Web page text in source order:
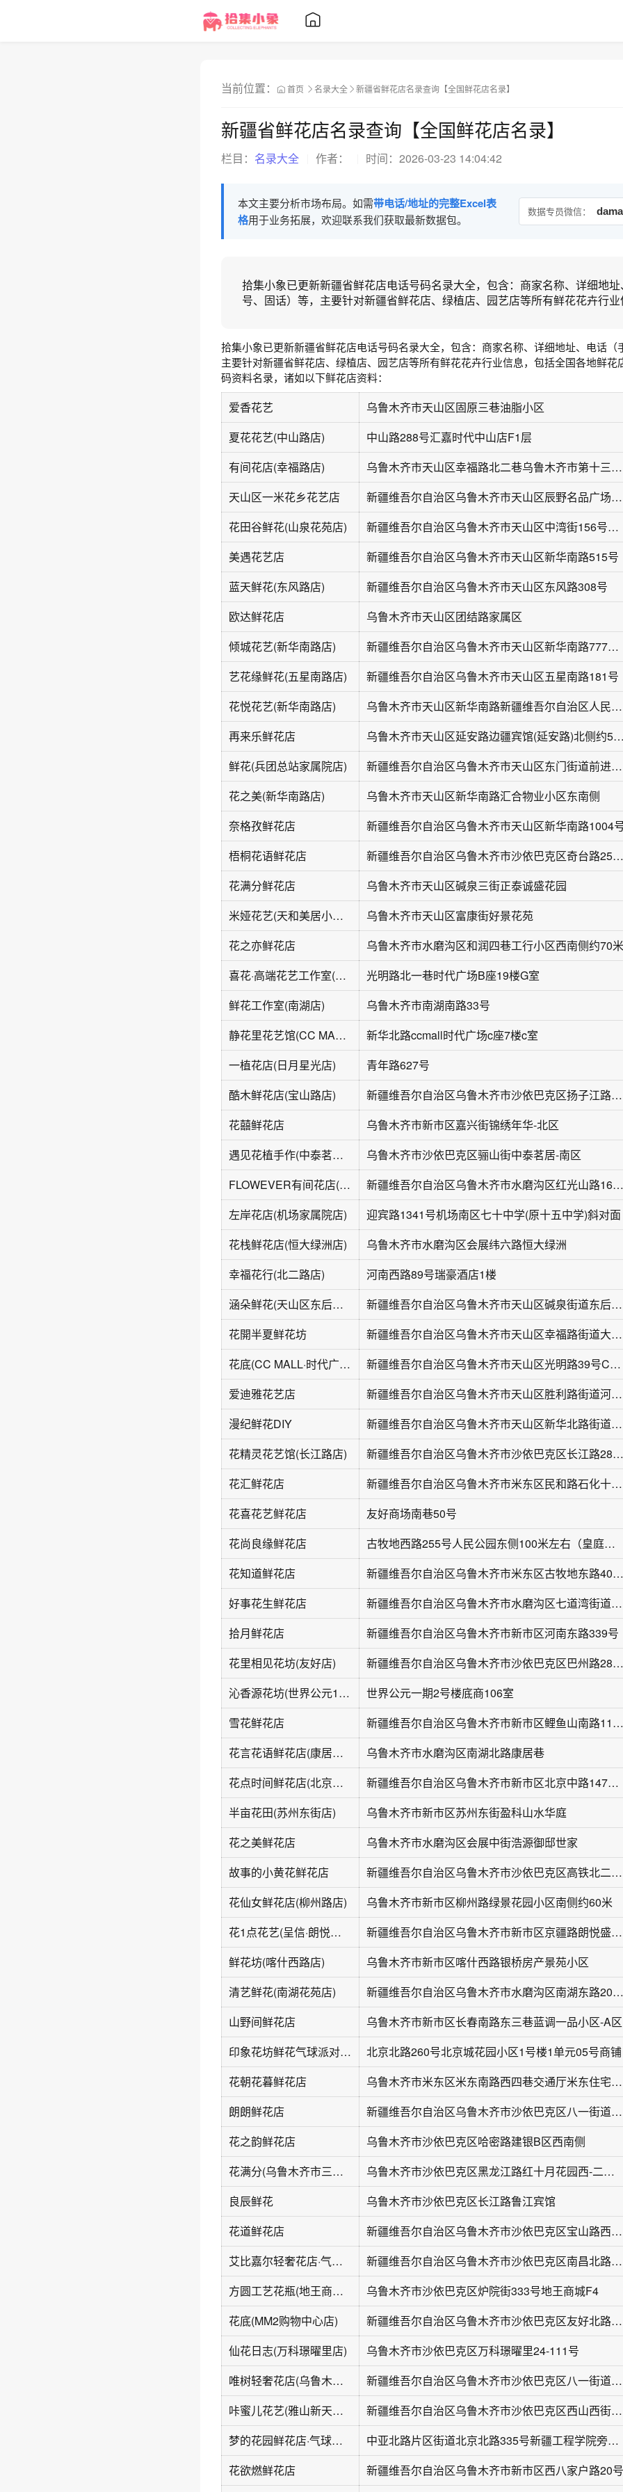
当前位置： 首页 名录大全 新疆省鲜花店名录查询【全国鲜花店名录】
新疆省鲜花店名录查询【全国鲜花店名录】
栏目： 名录大全 作者： 时间： 2026-03-23 14:04:42
本文主要分析市场布局。如需带电话/地址的完整Excel表
格用于业务拓展，欢迎联系我们获取最新数据包。
数据专员微信：
拾集小象已更新新疆省鲜花店电话号码名录大全，包含：商家名称、详细地
号、固话）等，主要针对新疆省鲜花店、绿植店、园艺店等所有鲜花花卉行业
拾集小象已更新新疆省鲜花店电话号码名录大全，包含：商家名称、详细地址、电话（
主要针对新疆省鲜花店、绿植店、园艺店等所有鲜花花卉行业信息，包括全国各地鲜花
码资料名录，诸如以下鲜花店资料：
爱香花艺
乌鲁木齐市天山区固原三巷油脂小区
夏花花艺(中山路店)
中山路288号汇嘉时代中山店F1层
有间花店(幸福路店)
乌鲁木齐市天山区幸福路北二巷乌鲁木齐市第十三中学北侧约30米
天山区一米花乡花艺店
新疆维吾尔自治区乌鲁木齐市天山区辰野名品广场9口1号
花田谷鲜花(山泉花苑店)
新疆维吾尔自治区乌鲁木齐市天山区中湾街156号振荣小区4栋7号门面
美遇花艺店
新疆维吾尔自治区乌鲁木齐市天山区新华南路515号
蓝天鲜花(东风路店)
新疆维吾尔自治区乌鲁木齐市天山区东风路308号
欧达鲜花店
乌鲁木齐市天山区团结路家属区
倾城花艺(新华南路店)
新疆维吾尔自治区乌鲁木齐市天山区新华南路777号院内
艺花缘鲜花(五星南路店)
新疆维吾尔自治区乌鲁木齐市天山区五星南路181号
花悦花艺(新华南路店)
乌鲁木齐市天山区新华南路新疆维吾尔自治区人民医院西南侧约30米
再来乐鲜花店
乌鲁木齐市天山区延安路边疆宾
鲜花(兵团总站家属院店)
新疆维吾尔自治区乌鲁木齐市天山区东门街道前进路128号
花之美(新华南路店)
乌鲁木齐市天山区新华南路汇合物业小区东南侧
奈格孜鲜花店
新疆维吾尔自治区乌鲁木齐市天山区新华南路1004
梧桐花语鲜花店
新疆维吾尔自治区乌鲁木齐市沙依巴克区奇台路257号
花满分鲜花店
乌鲁木齐市天山区碱泉三街正泰诚盛花园
米娅花艺(天和美居小区店)
乌鲁木齐市天山区富康街好景花苑
花之亦鲜花店
乌鲁木齐市水磨沟区和润四巷工行小区西南侧约70米
喜花·高端花艺工作室(CCMALL时代广场店)
光明路北一巷时代广场B座19楼G室
鲜花工作室(南湖店)
乌鲁木齐市南湖南路33号
静花里花艺馆(CC MALL·时代广场店)
新华北路ccmall时代广场c座7楼c室
一植花店(日月星光店)
青年路627号
酷木鲜花店(宝山路店)
新疆维吾尔自治区乌鲁木齐市沙依巴克区扬子江路街道宝山路360号
花囍鲜花店
乌鲁木齐市新市区嘉兴街锦绣年华-北区
遇见花植手作(中泰茗居南区店)
乌鲁木齐市沙依巴克区骊山街中泰茗居-南区
FLOWEVER有间花店(会展吾悦广场店)
新疆维吾尔自治区乌鲁木齐市水磨沟区红光山路1666号会展吾悦广场B1
左岸花店(机场家属院店)
迎宾路1341号机场南区七十中学(原十五中学)斜对面
花栈鲜花店(恒大绿洲店)
乌鲁木齐市水磨沟区会展纬六路恒大绿洲
幸福花行(北二路店)
河南西路89号瑞豪酒店1楼
涵朵鲜花(天山区东后街店)
新疆维吾尔自治区乌鲁木齐市天山区碱泉街道东后街185号
花開半夏鲜花坊
新疆维吾尔自治区乌鲁木齐市天山区幸福路街道大湾北路121号
花底(CC MALL·时代广场店)
新疆维吾尔自治区乌鲁木齐市天山区光明路39号CCMALL·时代广场F2层
爱迪雅花艺店
新疆维吾尔自治区乌鲁木齐市天山区胜利路街道河坝巷56号
漫纪鲜花DIY
新疆维吾尔自治区乌鲁木齐市天山区新华北路街道人民路1号
花精灵花艺馆(长江路店)
新疆维吾尔自治区乌鲁木齐市沙依巴克区长江路280号
花汇鲜花店
新疆维吾尔自治区乌鲁木齐市米东区民和路石化十六区三角市场
花喜花艺鲜花店
友好商场南巷50号
花尚良缘鲜花店
古牧地西路255号人民公园东侧100米左右（皇庭宾馆旁边）
花知道鲜花店
新疆维吾尔自治区乌鲁木齐市米东区古牧地东路402号
好事花生鲜花店
新疆维吾尔自治区乌鲁木齐市水磨沟区七道湾街道龙鹏路
拾月鲜花店
新疆维吾尔自治区乌鲁木齐市新市区河南东路339号
花里相见花坊(友好店)
新疆维吾尔自治区乌鲁木齐市沙依巴克区巴州路280号
沁香源花坊(世界公元1期店)
世界公元一期2号楼底商106室
雪花鲜花店
新疆维吾尔自治区乌鲁木齐市新市区鲤鱼山南路1122号新市区世禧苑小区一栋02号商品铺
花言花语鲜花店(康居巷店)
乌鲁木齐市水磨沟区南湖北路康居巷
花点时间鲜花店(北京路汇嘉时代店)
新疆维吾尔自治区乌鲁木齐市新市区北京中路147号汇嘉时代广场B1
半亩花田(苏州东街店)
乌鲁木齐市新市区苏州东街盈科山水华庭
花之美鲜花店
乌鲁木齐市水磨沟区会展中街浩源御邸世家
故事的小黄花鲜花店
新疆维吾尔自治区乌鲁木齐市沙依巴克区高铁北二路陶菊园西区1层商业105号
花仙女鲜花店(柳州路店)
乌鲁木齐市新市区柳州路绿景花园小区南侧约60米
花1点花艺(呈信·朗悦盛境店)
新疆维吾尔自治区乌鲁木齐市新市区京疆路朗悦盛境3-6栋1层10号
鲜花坊(喀什西路店)
乌鲁木齐市新市区喀什西路银桥房产景苑小区
清艺鲜花(南湖花苑店)
新疆维吾尔自治区乌鲁木齐市水磨沟区南湖东路204号
山野间鲜花店
乌鲁木齐市新市区长春南路东三巷蓝调一品小区-A区
印象花坊鲜花气球派对(北京路店)
北京北路260号北京城花园小区1号楼1单元05号商铺
花朝花暮鲜花店
乌鲁木齐市米东区米东南路西四巷交通厅米东住宅小区
朗朗鲜花店
新疆维吾尔自治区乌鲁木齐市沙依巴克区八一街道宝山路72号
花之韵鲜花店
乌鲁木齐市沙依巴克区哈密路建银B区西南侧
花满分(乌鲁木齐市三江塑料有限责任公司店)
乌鲁木齐市沙依巴克区黑龙江路红十月花园西-二区西南侧约40米
良辰鲜花
乌鲁木齐市沙依巴克区长江路鲁江宾馆
花道鲜花店
新疆维吾尔自治区乌鲁木齐市沙依巴克区宝山路西六巷20号
艾比嘉尔轻奢花店·气球派对(乌鲁木齐店)
新疆维吾尔自治区乌鲁木齐市沙依巴克区南昌北路224号
方圆工艺花瓶(地王商城店)
乌鲁木齐市沙依巴克区炉院街333号地王商城F4
花底(MM2购物中心店)
新疆维吾尔自治区乌鲁木齐市沙依巴克区友好北路688号MM2购物中心MM2购物中心F4
仙花日志(万科璟曜里店)
乌鲁木齐市沙依巴克区万科璟曜里24-111号
唯树轻奢花店(乌鲁木齐店)
新疆维吾尔自治区乌鲁木齐市沙依巴克区八一街道南昌南路412
咔蜜儿花艺(雅山新天地A区店)
新疆维吾尔自治区乌鲁木齐市沙依巴克区西山西街南一巷16号
梦的花园鲜花店·气球派对(新市区店)
中亚北路片区街道北京北路335号新疆工程学院旁的第一个门面
花欲燃鲜花店
新疆维吾尔自治区乌鲁木齐市新市区西八家户路20号